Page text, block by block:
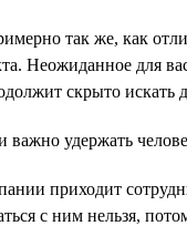
так же, как
Неожиданное для
скрыто искать
удержать
приходит
с ним нельзя,